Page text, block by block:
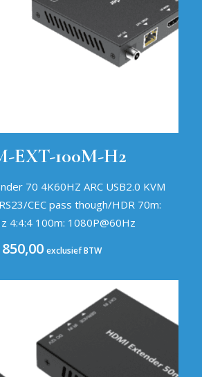
EXT-100M-H2
70 4K60HZ ARC USB2.0 KVM
CEC pass though/HDR 70m:
4:4:4 100m: 1080P@60Hz
exclusief BTW